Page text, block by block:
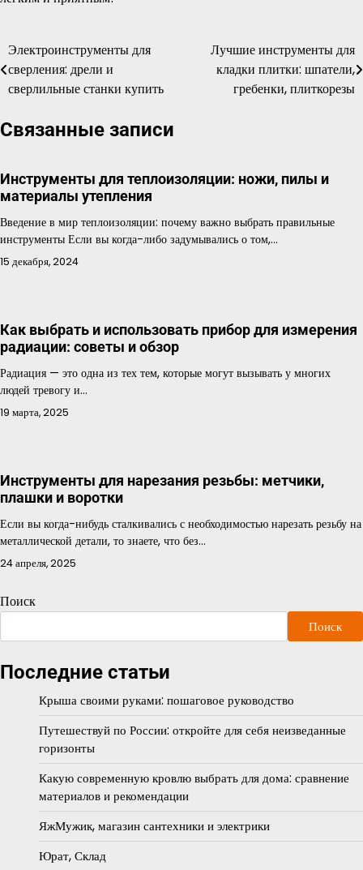
Навигация
по
Электроинструменты для
сверления: дрели и
сверлильные станки купить
Лучшие инструменты для
кладки плитки: шпатели,
гребенки, плиткорезы
Связанные записи
Инструменты для теплоизоляции: ножи, пилы и
материалы утепления
Введение в мир теплоизоляции: почему важно выбрать правильные
инструменты Если вы когда-либо задумывались о том,…
15 декабря, 2024
Как выбрать и использовать прибор для измерения
радиации: советы и обзор
Радиация — это одна из тех тем, которые могут вызывать у многих
людей тревогу и…
19 марта, 2025
Инструменты для нарезания резьбы: метчики,
плашки и воротки
Если вы когда-нибудь сталкивались с необходимостью нарезать резьбу на
металлической детали, то знаете, что без…
24 апреля, 2025
Поиск
Поиск
Последние статьи
Крыша своими руками: пошаговое руководство
Путешествуй по России: откройте для себя неизведанные
горизонты
Какую современную кровлю выбрать для дома: сравнение
материалов и рекомендации
ЯжМужик, магазин сантехники и электрики
Юрат, Склад